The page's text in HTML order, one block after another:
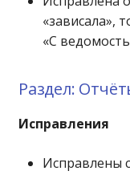
«зависала»,
«С
Раздел:
Исправления
Исправлены